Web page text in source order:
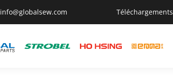
info@globalsew.com Téléchargements